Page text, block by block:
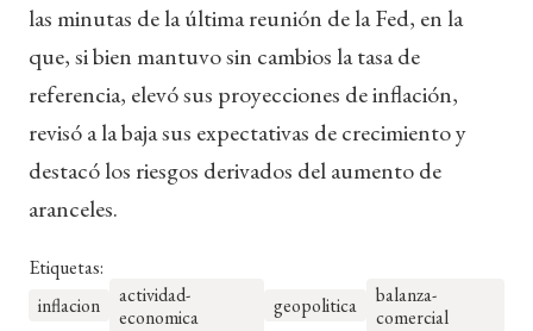
las minutas de la última reunión de la Fed, en la
que, si bien mantuvo sin cambios la tasa de
referencia, elevó sus proyecciones de inflación,
revisó a la baja sus expectativas de crecimiento y
destacó los riesgos derivados del aumento de
aranceles.
Etiquetas:
inflacion
actividad-
economica
geopolitica
balanza-
comercial